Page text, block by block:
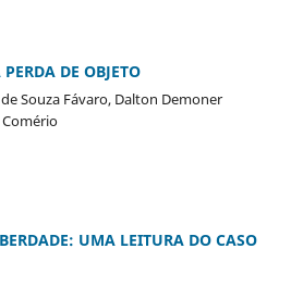
DE OBJETO
Souza Fávaro, Dalton Demoner
UMA LEITURA DO CASO